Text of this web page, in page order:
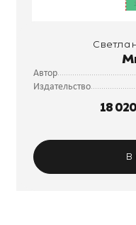
Автор
Издательство
18
В